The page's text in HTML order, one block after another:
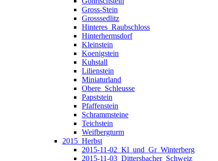
Gross-Stein
Grosssedlitz
Hinteres_Raubschloss
Hinterhermsdorf
Kleinstein
Koenigstein
Kuhstall
Lilienstein
Miniaturland
Obere_Schleusse
Papststein
Pfaffenstein
Schrammsteine
Teichstein
Weifbergturm
2015_Herbst
2015-11-02_Kl_und_Gr_Winterberg
2015-11-03_Dittersbacher_Schweiz